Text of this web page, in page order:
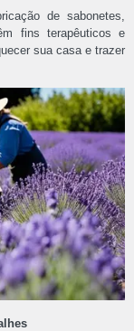
de sabonetes,
fins terapêuticos e
sua casa e trazer